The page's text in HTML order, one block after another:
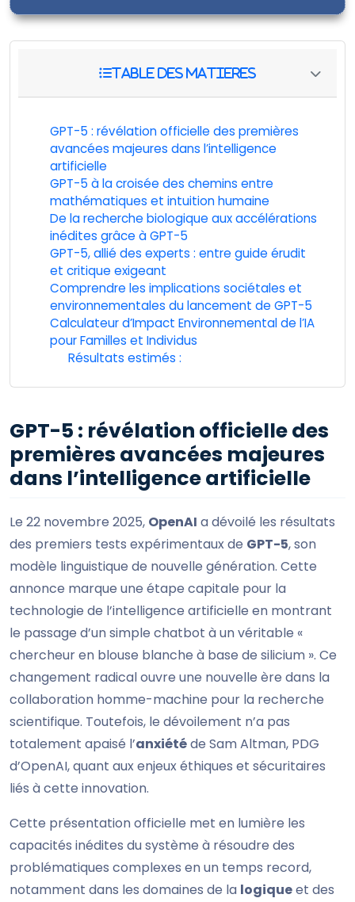
GPT-5 : révélation officielle des premières
avancées majeures dans l’intelligence
artificielle
GPT-5 à la croisée des chemins entre
mathématiques et intuition humaine
De la recherche biologique aux accélérations
inédites grâce à GPT-5
GPT-5, allié des experts : entre guide érudit
et critique exigeant
Comprendre les implications sociétales et
environnementales du lancement de GPT-5
Calculateur d’Impact Environnemental de l’IA
pour Familles et Individus
Résultats estimés :
GPT-5 : révélation officielle des
premières avancées majeures
dans l’intelligence artificielle
Le 22 novembre 2025, OpenAI a dévoilé les résultats
des premiers tests expérimentaux de GPT-5, son
modèle linguistique de nouvelle génération. Cette
annonce marque une étape capitale pour la
technologie de l’intelligence artificielle en montrant
le passage d’un simple chatbot à un véritable «
chercheur en blouse blanche à base de silicium ». Ce
changement radical ouvre une nouvelle ère dans la
collaboration homme-machine pour la recherche
scientifique. Toutefois, le dévoilement n’a pas
totalement apaisé l’anxiétéde Sam Altman, PDG
d’OpenAI, quant aux enjeux éthiques et sécuritaires
liés à cette innovation.
Cette présentation officielle met en lumière les
capacités inédites du système à résoudre des
problématiques complexes en un temps record,
notamment dans les domaines de la logiqueet des